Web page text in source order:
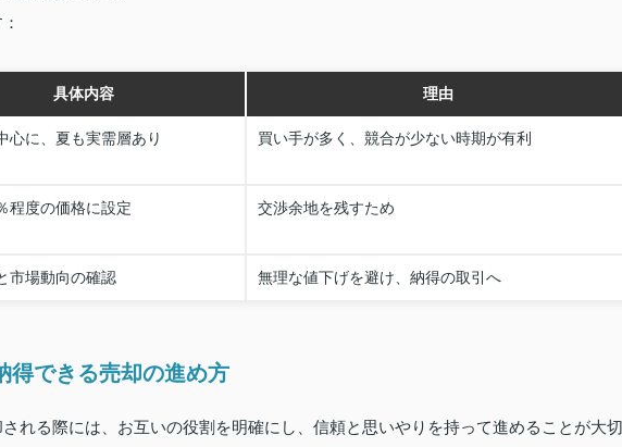
具体内容 理由
心に、夏も実需層あり 買い手が多く、競合が少ない時期が有利
程度の価格に設定 交渉余地を残すため
市場動向の確認 無理な値下げを避け、納得の取引へ
得できる売却の進め方
れる際には、お互いの役割を明確にし、信頼と思いやりを持って進めることが大切